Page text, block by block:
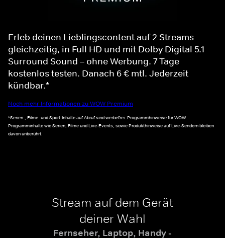
Erleb deinen Lieblingscontent auf 2 Streams
gleichzeitig, in Full HD und mit Dolby Digital 5.1
Surround Sound – ohne Werbung. 7 Tage
kostenlos testen. Danach 6 € mtl. Jederzeit
kündbar.*
Noch mehr Informationen zu WOW Premium
*Serien-, Filme- und Sport-Inhalte auf Abruf sind werbefrei. Programmhinweise für WOW
Programminhalte wie Serien, Filme und Live-Events, sowie Produkthinweise auf Live-Sendern bleiben
davon unberührt.
Stream auf dem Gerät
deiner Wahl
Fernseher, Laptop, Handy -